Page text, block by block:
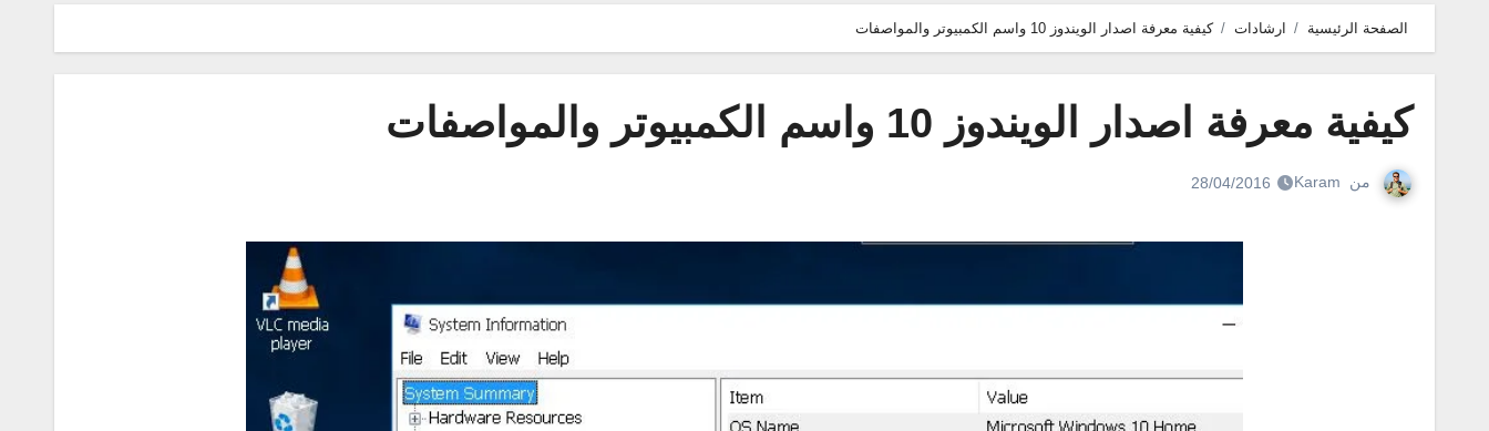
الصفحة الرئيسية ارشادات كيفية معرفة اصدار الويندوز 10 واسم الكمبيوتر والمواصفات
كيفية معرفة اصدار الويندوز 10 واسم الكمبيوتر والمواصفات
من Karam
28/04/2016